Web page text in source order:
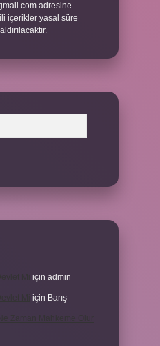
adresine
içerikler yasal süre
için admin
için Barış